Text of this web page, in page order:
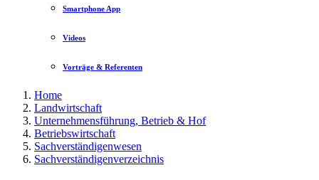
Smartphone App
Videos
Vorträge & Referenten
Home
Landwirtschaft
Unternehmensführung, Betrieb & Hof
Betriebswirtschaft
Sachverständigenwesen
Sachverständigenverzeichnis